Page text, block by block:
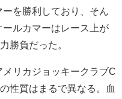
を勝利しており、そん
ルカマーはレース上が
勝負だった。
リカジョッキークラブC
性質はまるで異なる。血